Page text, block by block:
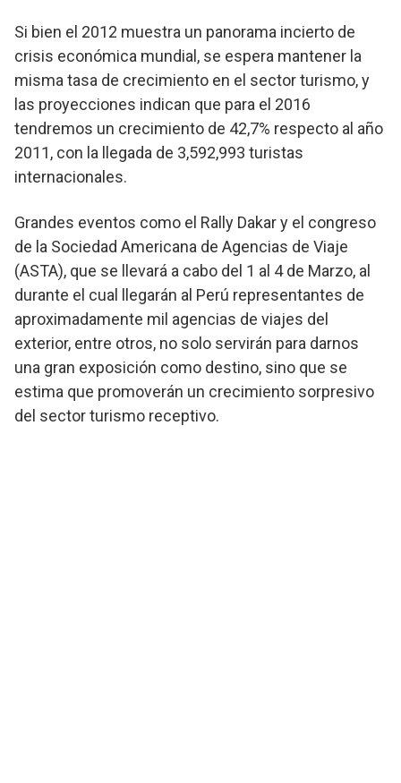
Si bien el 2012 muestra un panorama incierto de
crisis económica mundial, se espera mantener la
misma tasa de crecimiento en el sector turismo, y
las proyecciones indican que para el 2016
tendremos un crecimiento de 42,7% respecto al año
2011, con la llegada de 3,592,993 turistas
internacionales.
Grandes eventos como el Rally Dakar y el congreso
de la Sociedad Americana de Agencias de Viaje
(ASTA), que se llevará a cabo del 1 al 4 de Marzo, al
durante el cual llegarán al Perú representantes de
aproximadamente mil agencias de viajes del
exterior, entre otros, no solo servirán para darnos
una gran exposición como destino, sino que se
estima que promoverán un crecimiento sorpresivo
del sector turismo receptivo.